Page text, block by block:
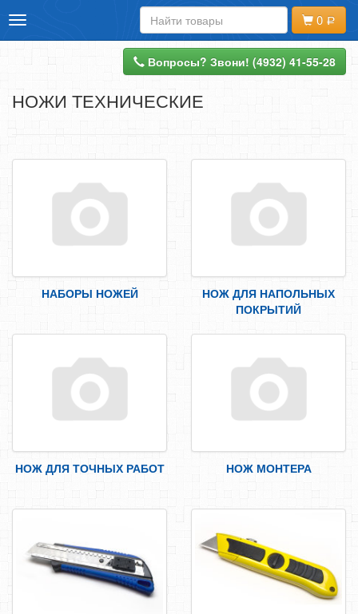
ИНТЕРНЕТ-МАГАЗИН
ДОСТАВКА И ОПЛАТА
НАПИШИТЕ НАМ
ВХОД
РЕГИСТРАЦИЯ
ОФОРМИТЬ ЗАКАЗ
АНКЕРНАЯ ТЕХНИКА
МЕТРИЧЕСКИЙ КРЕПЕЖ
САМОРЕЗЫ, ШУРУПЫ
ТАКЕЛАЖ
ЗАКЛЕПКИ
ХОМУТЫ, СКОБЫ
КЛЕИ, ПЕНЫ, ГЕРМЕТИКИ, ОЧИСТИТЕЛЬ
ДВЕРНАЯ ФУРНИТУРА
МЕБЕЛЬНАЯ ФУРНИТУРА
Toggle
navigation
0
Вопросы? Звони! (4932) 41-55-28
НОЖИ ТЕХНИЧЕСКИЕ
НАБОРЫ НОЖЕЙ
НОЖ ДЛЯ НАПОЛЬНЫХ
ПОКРЫТИЙ
НОЖ ДЛЯ ТОЧНЫХ РАБОТ НОЖ МОНТЕРА